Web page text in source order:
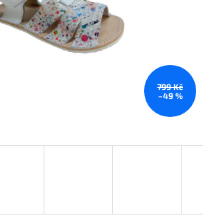
799 Kč
–49 %